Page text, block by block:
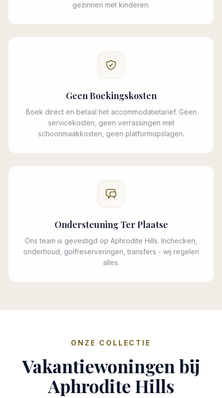
gezinnen met kinderen.
Geen Boekingskosten
Boek direct en betaal het accommodatietarief. Geen
servicekosten, geen verrassingen met
schoonmaakkosten, geen platformopslagen.
Ondersteuning Ter Plaatse
Ons team is gevestigd op Aphrodite Hills. Inchecken,
onderhoud, golfreserveringen, transfers - wij regelen
alles.
ONZE COLLECTIE
Vakantiewoningen bij
Aphrodite Hills